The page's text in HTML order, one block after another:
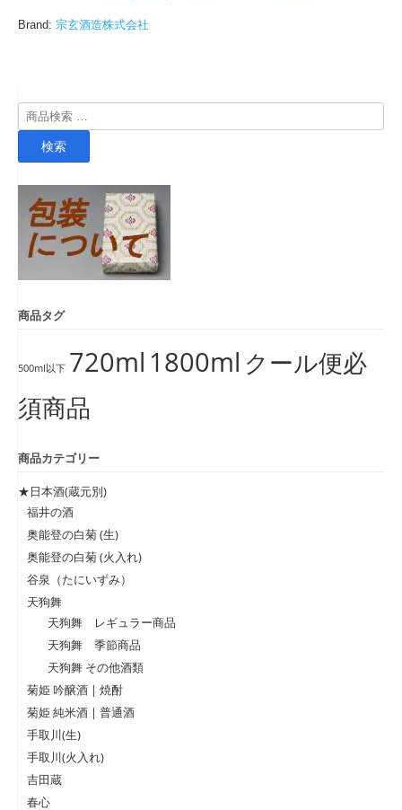
Brand: 宗玄酒造株式会社
検
索
検索
商品タグ
500ml以下 720ml 1800ml クール便必
須商品
商品カテゴリー
★日本酒(蔵元別)
福井の酒
奥能登の白菊 (生)
奥能登の白菊 (火入れ)
谷泉（たにいずみ）
天狗舞
天狗舞 レギュラー商品
天狗舞 季節商品
天狗舞 その他酒類
菊姫 吟醸酒 | 焼酎
菊姫 純米酒 | 普通酒
手取川(生)
手取川(火入れ)
吉田蔵
春心